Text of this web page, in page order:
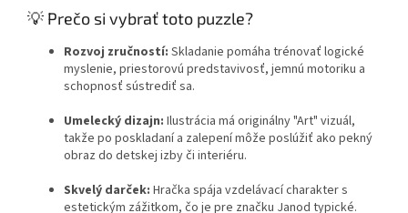
💡 Prečo si vybrať toto puzzle?
Rozvoj zručností: Skladanie pomáha trénovať logické
myslenie, priestorovú predstavivosť, jemnú motoriku a
schopnosť sústrediť sa.
Umelecký dizajn: Ilustrácia má originálny "Art" vizuál,
takže po poskladaní a zalepení môže poslúžiť ako pekný
obraz do detskej izby či interiéru.
Skvelý darček: Hračka spája vzdelávací charakter s
estetickým zážitkom, čo je pre značku Janod typické.